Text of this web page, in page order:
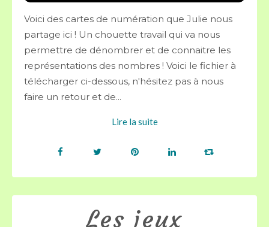
Voici des cartes de numération que Julie nous
partage ici ! Un chouette travail qui va nous
permettre de dénombrer et de connaitre les
représentations des nombres ! Voici le fichier à
télécharger ci-dessous, n'hésitez pas à nous
faire un retour et de...
Lire la suite
Les jeux